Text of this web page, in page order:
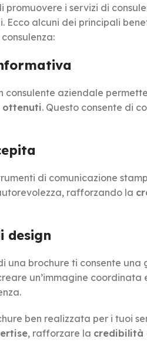
promuovere i servizi di
Ecco alcuni dei principali
consulente aziendale
ottenuti. Questo consente di
di comunicazione
rafforzando la
design
una brochure ti consente
un’immagine coordinata
ben realizzata per i tuoi
, rafforzare la credibilità